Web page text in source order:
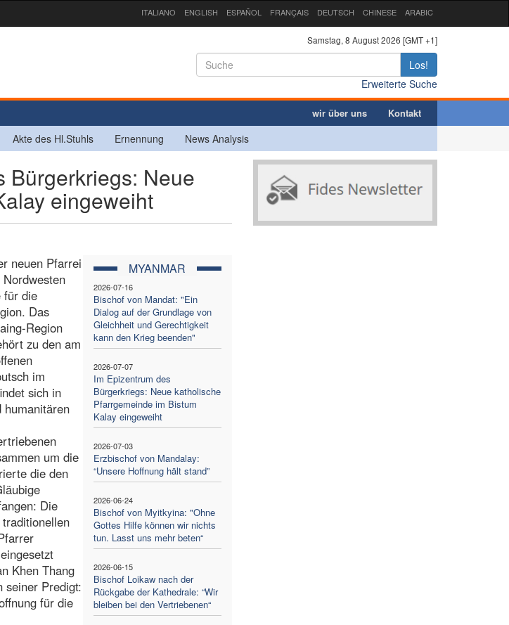
ITALIANO ENGLISH ESPAÑOL FRANÇAIS DEUTSCH CHINESE ARABIC
Samstag, 8 August 2026 [GMT +1]
Los!
Erweiterte Suche
wir über uns Kontakt
Akte des Hl.Stuhls Ernennung News Analysis
Bürgerkriegs: Neue
eingeweiht
MYANMAR
2026-07-16
Bischof von Mandat: "Ein
Dialog auf der Grundlage von
Gleichheit und Gerechtigkeit
kann den Krieg beenden"
2026-07-07
Im Epizentrum des
Bürgerkriegs: Neue katholische
Pfarrgemeinde im Bistum
Kalay eingeweiht
2026-07-03
Erzbischof von Mandalay:
“Unsere Hoffnung hält stand”
2026-06-24
Bischof von Myitkyina: "Ohne
Gottes Hilfe können wir nichts
tun. Lasst uns mehr beten“
2026-06-15
Bischof Loikaw nach der
Rückgabe der Kathedrale: “Wir
bleiben bei den Vertriebenen“
neuen Pfarrei
für die
Das
Region
zu den am
im
sich in
humanitären
um die
die den
Die
Khen Thang
seiner Predigt:
für die